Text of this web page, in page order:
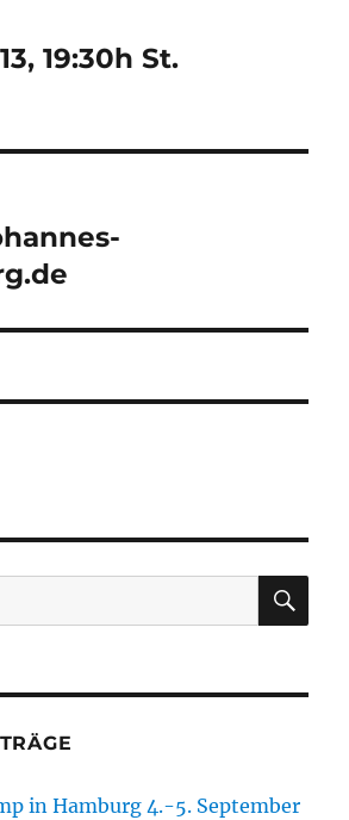
19:30h St.
in Hamburg 4.-5. September